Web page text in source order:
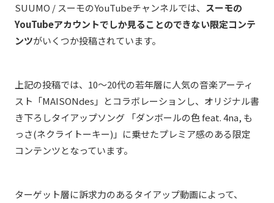
SUUMO / スーモのYouTubeチャンネルでは、 スーモの
YouTubeアカウントでしか見ることのできない限定コンテ
ンツがいくつか投稿されています。
上記の投稿では、10～20代の若年層に人気の音楽アーティ
スト「MAISONdes」とコラボレーションし、オリジナル書
き下ろしタイアップソング 「ダンボールの色 feat. 4na, も
っさ(ネクライトーキー)」に乗せたプレミア感のある限定
コンテンツとなっています。
ターゲット層に訴求力のあるタイアップ動画によって、